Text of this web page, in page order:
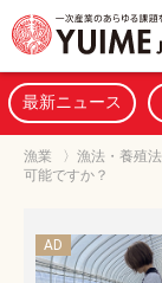
最新ニュース
漁業 〉 漁法・養殖法
可能ですか？
AD